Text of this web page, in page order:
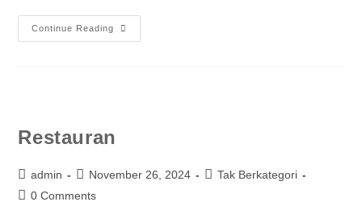
Continue Reading
Restauran
admin November 26, 2024
Tak Berkategori
0 Comments